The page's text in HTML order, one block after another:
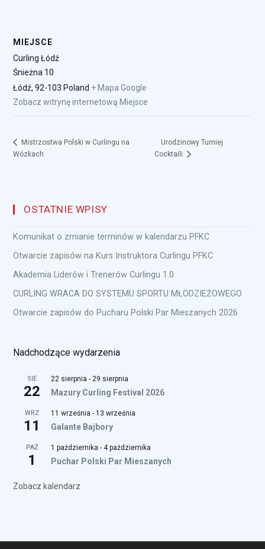
MIEJSCE
Curling Łódź
Śnieżna 10
Łódź, 92-103 Poland + Mapa Google
Zobacz witrynę internetową Miejsce
Mistrzostwa Polski w Curlingu na
Wózkach
Urodzinowy Turniej
Cocktaili
OSTATNIE WPISY
Komunikat o zmianie terminów w kalendarzu PFKC
Otwarcie zapisów na Kurs Instruktora Curlingu PFKC
Akademia Liderów i Trenerów Curlingu 1.0
CURLING WRACA DO SYSTEMU SPORTU MŁODZIEŻOWEGO
Otwarcie zapisów do Pucharu Polski Par Mieszanych 2026
Nadchodzące wydarzenia
SIE
22
22 sierpnia -29 sierpnia
Mazury Curling Festival 2026
WRZ
11
11 września - 13 września
Galante Bajbory
PAŹ
1
1 października - 4 października
Puchar Polski Par Mieszanych
Zobacz kalendarz